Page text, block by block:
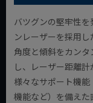
バツグンの堅牢性
ンレーザーを採用
角度と傾斜をカン
し、レーザー距離計
様々なサポート機
機能など）を備えた